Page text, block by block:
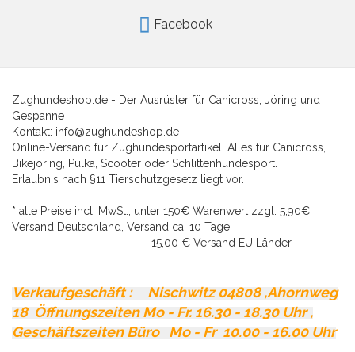
Facebook
Zughundeshop.de - Der Ausrüster für Canicross, Jöring und
Gespanne
Kontakt: info@zughundeshop.de
Online-Versand für Zughundesportartikel. Alles für Canicross,
Bikejöring, Pulka, Scooter oder Schlittenhundesport.
Erlaubnis nach §11 Tierschutzgesetz liegt vor.
* alle Preise incl. MwSt.; unter 150€ Warenwert zzgl. 5,90€
Versand Deutschland, Versand ca. 10 Tage
15,00 € Versand EU Länder
Verkaufgeschäft : Nischwitz 04808 ,Ahornweg
18 Öffnungszeiten Mo - Fr. 16.30 - 18.30 Uhr ,
Geschäftszeiten Büro Mo - Fr 10.00 - 16.00 Uhr